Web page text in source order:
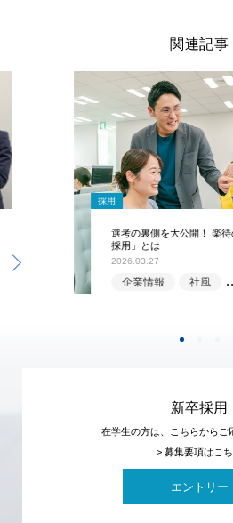
関連記事
採用
選考の裏側を大公開！ 楽
採用」とは
2026.03.27
企業情報 社風
新卒採用
在学生の方は、こちらからご
> 募集要項はこ
エントリー